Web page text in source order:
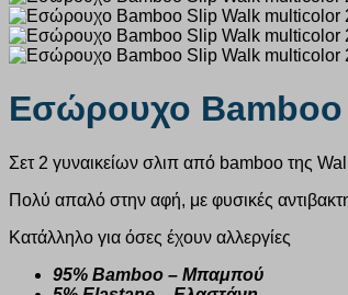
Εσώρουχο Bamboo
Σετ 2 γυναικείων σλιπ από bamboo της
Πολύ απαλό στην αφή, με φυσικές
Κατάλληλο για όσες έχουν αλλεργίες
95% Bamboo – Μπαμπού